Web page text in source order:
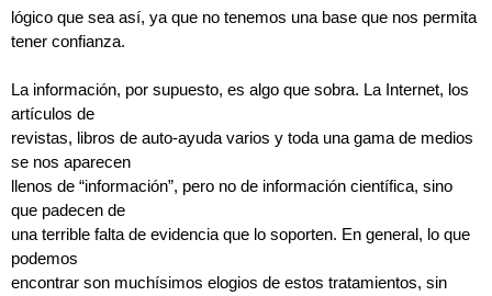
lógico que sea así, ya que no tenemos una base que nos permita
tener confianza.
La información, por supuesto, es algo que sobra. La Internet, los
artículos de
revistas, libros de auto-ayuda varios y toda una gama de medios
se nos aparecen
llenos de “información”, pero no de información científica, sino
que padecen de
una terrible falta de evidencia que lo soporten. En general, lo que
podemos
encontrar son muchísimos elogios de estos tratamientos, sin